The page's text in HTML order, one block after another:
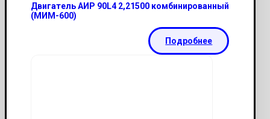
Двигатель АИР 90L4 2,21500 комбинированный
(МИМ-600)
Подробнее